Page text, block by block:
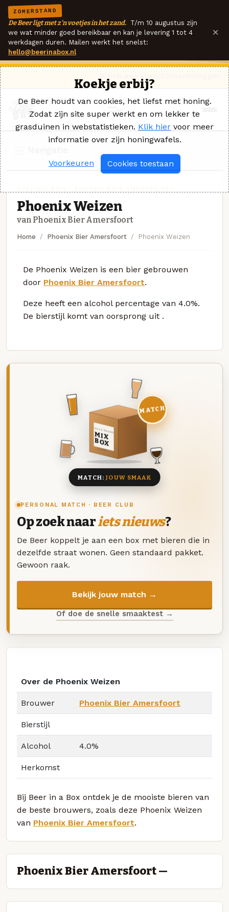
ZOMERSTAND
De Beer ligt met z'n voetjes in het zand. T/m 10 augustus zijn
we wat minder goed bereikbaar en kan je levering 1 tot 4
werkdagen duren. Mailen werkt het snelst:
hello@beerinabox.nl
×
Phoenix Weizen
van Phoenix Bier Amersfoort
Home Phoenix Bier Amersfoort Phoenix Weizen
De Phoenix Weizen is een bier gebrouwen
door Phoenix Bier Amersfoort.
Deze heeft een alcohol percentage van 4.0%.
De bierstijl komt van oorsprong uit .
PERSONAL MATCH · BEER CLUB
Op zoek naariets nieuws?
De Beer koppelt je aan een box met bieren die in
dezelfde straat wonen. Geen standaard pakket.
Gewoon raak.
Bekijk jouw match →
Of doe de snelle smaaktest →
DEZE MAAND
MIX
BOX
8 BIEREN
MATCH
MATCH:JOUW SMAAK
Over de Phoenix Weizen
Brouwer Phoenix Bier Amersfoort
Bierstijl
Alcohol 4.0%
Herkomst
Bij Beer in a Box ontdek je de mooiste bieren van
de beste brouwers, zoals deze Phoenix Weizen
van Phoenix Bier Amersfoort.
Phoenix Bier Amersfoort —
Koekje erbij?
De Beer houdt van cookies, het liefst met honing.
Zodat zijn site super werkt en om lekker te
grasduinen in webstatistieken. Klik hier voor meer
informatie over zijn honingwafels.
Voorkeuren Cookies toestaan